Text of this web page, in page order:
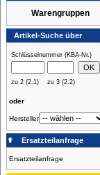
Warengruppen
Artikel-Suche über
Schlüsselnummer (KBA-Nr.)
zu 2 (2.1) zu 3 (2.2)
oder
Hersteller
Ersatzteilanfrage
Ersatzteilanfrage